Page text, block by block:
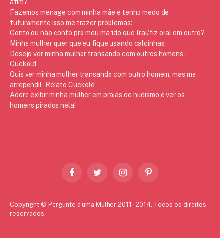
afim?
Fazemos menage com minha mãe e tenho medo de
futuramente isso me trazer problemas:
Conto ou não conto pro meu marido que trai/fiz oral em outro?
Minha mulher quer que eu fique usando calcinhas!
Desejo ver minha mulher transando com outros homens -
Cuckold
Quis ver minha mulher transando com outro homem, mas me
arrependi! - Relato Cuckold
Adoro exibir minha mulher em praias de nudismo e ver os
homens pirados nela!
FacebookTwitter InstagramPinterest
Copyright © Pergunte a uma Mulher 2011 - 2014. Todos os direitos
reservados.